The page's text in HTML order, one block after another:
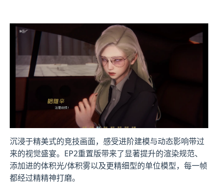
沉浸于精美式的竞技画面，感受进阶建模与动态影响带过
来的视觉盛宴。EP2重置版带来了显著提升的渲染规范、
添加进的体积光/体积雾以及更精细型的单位模型，每一帧
都经过精精神打磨。